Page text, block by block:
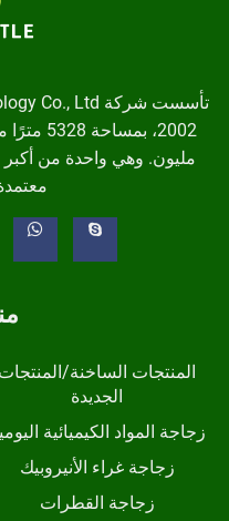
مليون. وهي واحدة من
المنتجات الساخنة/المنتجات
الجديدة
زجاجة المواد الكيميائية
زجاجة غراء الأنيروبيك
زجاجة القطرات